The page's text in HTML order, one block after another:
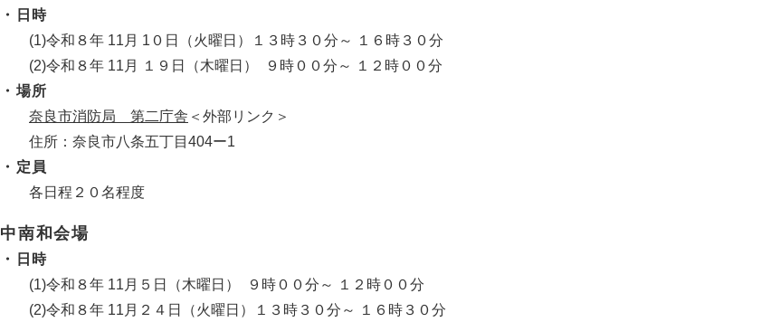
・日時
(1)令和８年 11月 1０日（火曜日）１３時３０分～ １６時３０分
(2)令和８年 11月
１９ 日（木曜日） ９時００分～ １２時００分​
・場所
奈良市消防局 第二庁舎 ＜外部リンク＞
住所：奈良市八条五丁目404ー1​
・定員
各日程２０名程度
中南和会場
・日時
(1)令和８年 11月５日（木曜日） ９時００分～ １２時００分
(2)令和８年 11月２４日（火曜日）１３時３０分～ １６時３０分